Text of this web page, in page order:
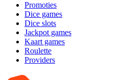
Promoties
Dice games
Dice slots
Jackpot games
Kaart games
Roulette
Providers